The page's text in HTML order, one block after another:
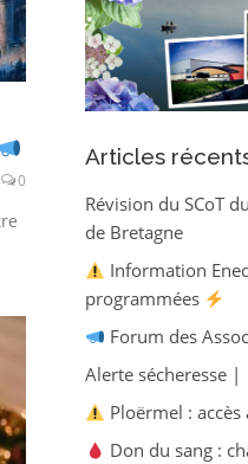
0
Articles
Révision du SCoT
de Bretagne
Information
programmées
Forum des
Alerte sécheresse |
Ploërmel :
Don du sang :